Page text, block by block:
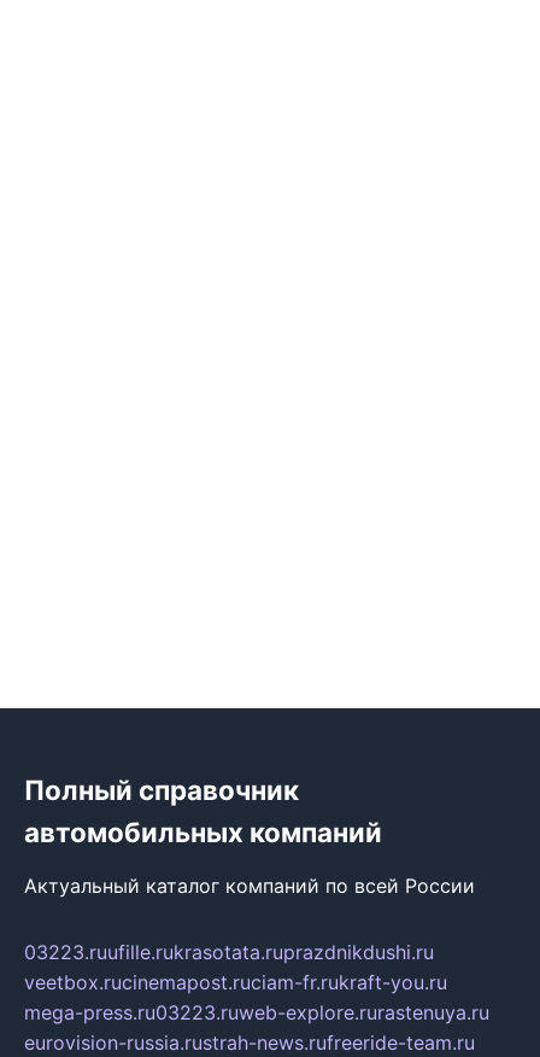
Полный справочник
автомобильных компаний
Актуальный каталог компаний по всей России
03223.ruufille.rukrasotata.ruprazdnikdushi.ru
veetbox.rucinemapost.ruciam-fr.rukraft-you.ru
mega-press.ru03223.ruweb-explore.rurastenuya.ru
eurovision-russia.rustrah-news.rufreeride-team.ru